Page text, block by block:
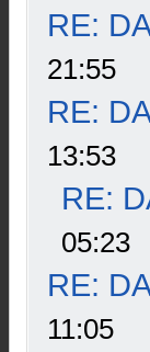
RE:
21:55
RE:
13:53
RE:
05:23
RE:
11:05